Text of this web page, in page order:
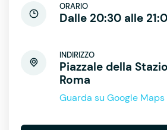
ORARIO
Dalle 20:30 alle
INDIRIZZO
Piazzale della
Roma
Guarda su Google Maps